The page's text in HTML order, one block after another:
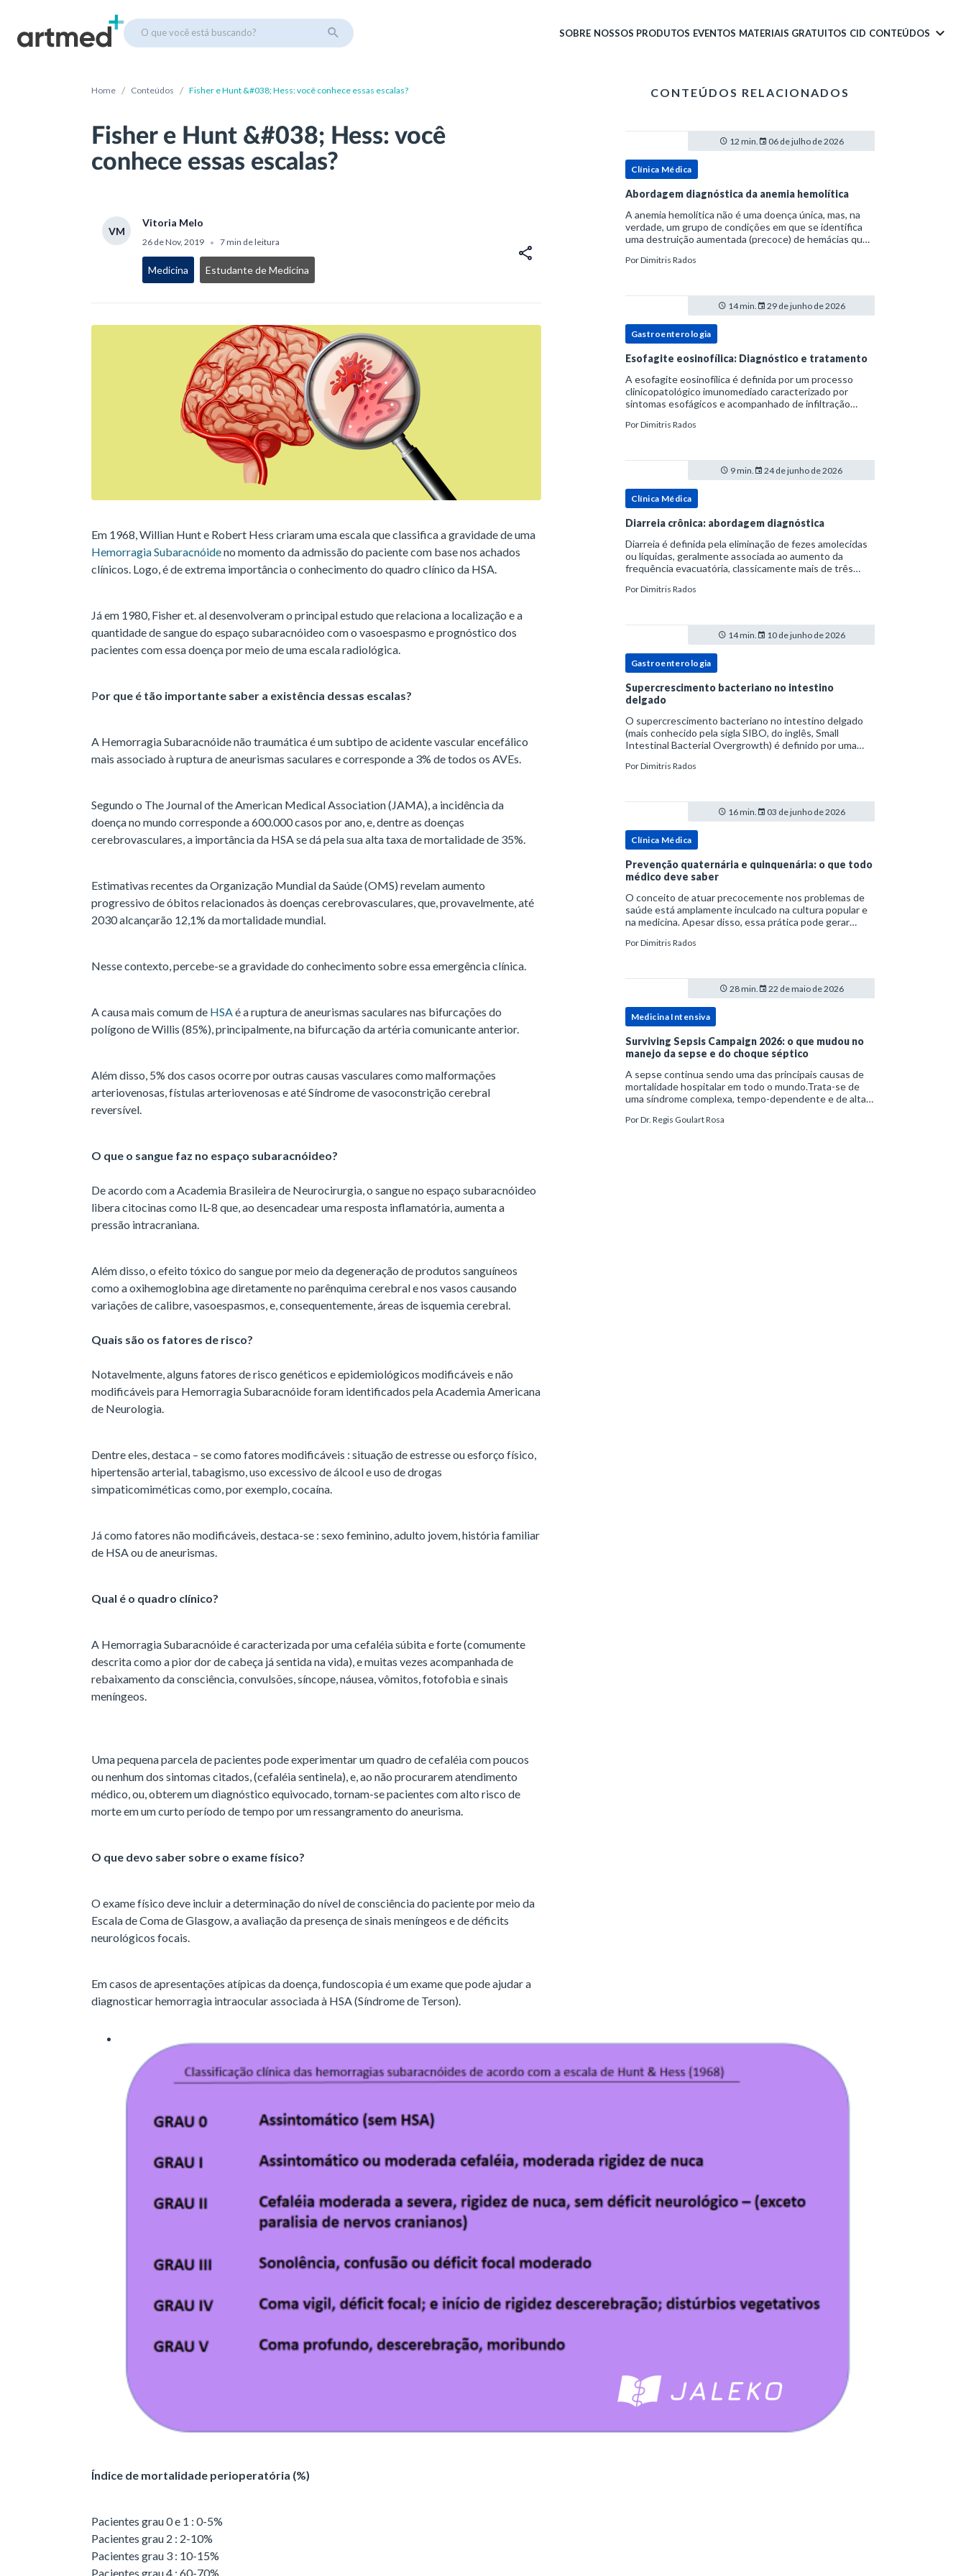
O que você está buscando? SOBRE NOSSOS PRODUTOS EVENTOS MATERIAIS GRATUITOS CID CONTEÚDOS
Home / Conteúdos / Fisher e Hunt &#038; Hess: você conhece essas escalas?
Fisher e Hunt &#038; Hess: você
conhece essas escalas?
VM
Vitoria Melo
26 de Nov, 2019 • 7 min de leitura
Medicina Estudante de Medicina
Em 1968, Willian Hunt e Robert Hess criaram uma escala que classifica a gravidade de uma
Hemorragia Subaracnóideno momento da admissão do paciente com base nos achados
clínicos. Logo, é de extrema importância o conhecimento do quadro clínico da HSA.
Já em 1980, Fisher et. al desenvolveram o principal estudo que relaciona a localização e a
quantidade de sangue do espaço subaracnóideo com o vasoespasmo e prognóstico dos
pacientes com essa doença por meio de uma escala radiológica.
Por que é tão importante saber a existência dessas escalas?
A Hemorragia Subaracnóide não traumática é um subtipo de acidente vascular encefálico
mais associado à ruptura de aneurismas saculares e corresponde a 3% de todos os AVEs.
Segundo o The Journal of the American Medical Association (JAMA), a incidência da
doença no mundo corresponde a 600.000 casos por ano, e, dentre as doenças
cerebrovasculares, a importância da HSA se dá pela sua alta taxa de mortalidade de 35%.
Estimativas recentes da Organização Mundial da Saúde (OMS) revelam aumento
progressivo de óbitos relacionados às doenças cerebrovasculares, que, provavelmente, até
2030 alcançarão 12,1% da mortalidade mundial.
Nesse contexto, percebe-se a gravidade do conhecimento sobre essa emergência clínica.
A causa mais comum de HSAé a ruptura de aneurismas saculares nas bifurcações do
polígono de Willis (85%), principalmente, na bifurcação da artéria comunicante anterior.
Além disso, 5% dos casos ocorre por outras causas vasculares como malformações
arteriovenosas, fístulas arteriovenosas e até Síndrome de vasoconstrição cerebral
reversível.
O que o sangue faz no espaço subaracnóideo?
De acordo com a Academia Brasileira de Neurocirurgia, o sangue no espaço subaracnóideo
libera citocinas como IL-8 que, ao desencadear uma resposta inflamatória, aumenta a
pressão intracraniana.
Além disso, o efeito tóxico do sangue por meio da degeneração de produtos sanguíneos
como a oxihemoglobina age diretamente no parênquima cerebral e nos vasos causando
variações de calibre, vasoespasmos, e, consequentemente, áreas de isquemia cerebral.
Quais são os fatores de risco?
Notavelmente, alguns fatores de risco genéticos e epidemiológicos modificáveis e não
modificáveis para Hemorragia Subaracnóide foram identificados pela Academia Americana
de Neurologia.
Dentre eles, destaca – se como fatores modificáveis : situação de estresse ou esforço físico,
hipertensão arterial, tabagismo, uso excessivo de álcool e uso de drogas
simpaticomiméticas como, por exemplo, cocaína.
Já como fatores não modificáveis, destaca-se : sexo feminino, adulto jovem, história familiar
de HSA ou de aneurismas.
Qual é o quadro clínico?
A Hemorragia Subaracnóide é caracterizada por uma cefaléia súbita e forte (comumente
descrita como a pior dor de cabeça já sentida na vida), e muitas vezes acompanhada de
rebaixamento da consciência, convulsões, síncope, náusea, vômitos, fotofobia e sinais
meníngeos.
Uma pequena parcela de pacientes pode experimentar um quadro de cefaléia com poucos
ou nenhum dos sintomas citados, (cefaléia sentinela), e, ao não procurarem atendimento
médico, ou, obterem um diagnóstico equivocado, tornam-se pacientes com alto risco de
morte em um curto período de tempo por um ressangramento do aneurisma.
O que devo saber sobre o exame físico?
O exame físico deve incluir a determinação do nível de consciência do paciente por meio da
Escala de Coma de Glasgow, a avaliação da presença de sinais meníngeos e de déficits
neurológicos focais.
Em casos de apresentações atípicas da doença, fundoscopia é um exame que pode ajudar a
diagnosticar hemorragia intraocular associada à HSA (Síndrome de Terson).
Índice de mortalidade perioperatória (%)
Pacientes grau 0 e 1 : 0-5%
Pacientes grau 2 : 2-10%
Pacientes grau 3 : 10-15%
Pacientes grau 4 : 60-70%
CONTEÚDOS RELACIONADOS
12 min. 06 de julho de 2026
Clínica Médica
Abordagem diagnóstica da anemia hemolítica
A anemia hemolítica não é uma doença única, mas, na
verdade, um grupo de condições em que se identifica
uma destruição aumentada (precoce) de hemácias que
óssea.Como a vida média normal da hemácia é de apro
PorDimitris Rados
14 min. 29 de junho de 2026
Gastroenterologia
Esofagite eosinofílica: Diagnóstico e tratamento
A esofagite eosinofílica é definida por um processo
clinicopatológico imunomediado caracterizado por
sintomas esofágicos e acompanhado de infiltração
dentro do espectro da doença do refluxo gastr
PorDimitris Rados
9 min. 24 de junho de 2026
Clínica Médica
Diarreia crônica: abordagem diagnóstica
Diarreia é definida pela eliminação de fezes amolecidas
ou líquidas, geralmente associada ao aumento da
frequência evacuatória, classicamente mais de três
prática, a consistência das fezes costuma s
PorDimitris Rados
14 min. 10 de junho de 2026
Gastroenterologia
Supercrescimento bacteriano no intestino
delgado
O supercrescimento bacteriano no intestino delgado
(mais conhecido pela sigla SIBO, do inglês, Small
Intestinal Bacterial Overgrowth) é definido por uma
específica de disbiose do trato digestivo. P
PorDimitris Rados
16 min. 03 de junho de 2026
Clínica Médica
Prevenção quaternária e quinquenária: o que todo
médico deve saber
O conceito de atuar precocemente nos problemas de
saúde está amplamente inculcado na cultura popular e
na medicina. Apesar disso, essa prática pode gerar
tratamentos podem advir de prevenção excessiva
PorDimitris Rados
28 min. 22 de maio de 2026
Medicina Intensiva
Surviving Sepsis Campaign 2026: o que mudou no
manejo da sepse e do choque séptico
A sepse continua sendo uma das principais causas de
mortalidade hospitalar em todo o mundo.Trata-se de
uma síndrome complexa, tempo-dependente e de alta
manejo estruturado são determinantes para o desfe
PorDr. Regis Goulart Rosa